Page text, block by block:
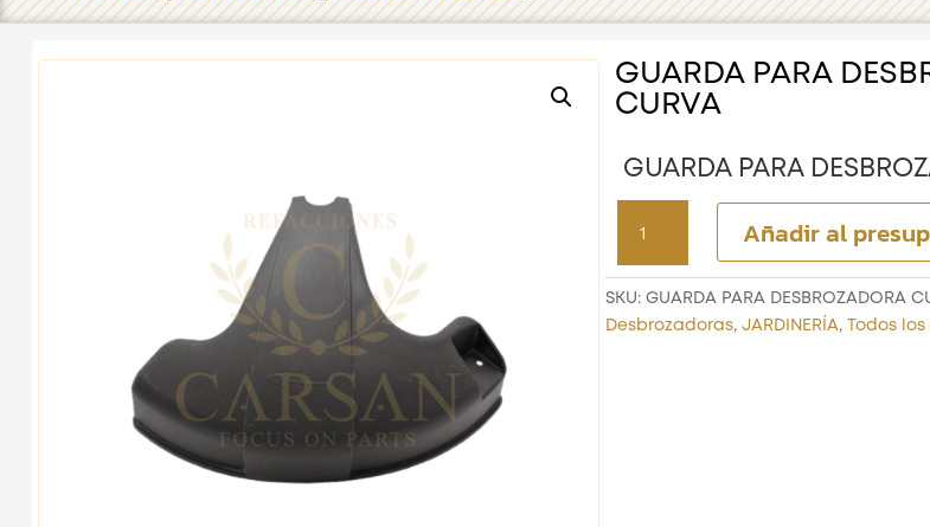
GUARDA PARA
CURVA
GUARDA PARA
PARA
DESBROZADORA
CURVA
cantidad
Añadir al
SKU: GUARDA PARA DESBROZADORA
Desbrozadoras, JARDINERÍA, Todos